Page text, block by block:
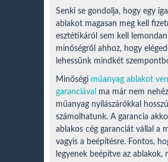
Senki se gondolja, hogy egy
ablakot magasan meg kell
esztétikáról sem kell
minőségről ahhoz, hogy
lehessünk mindkét
Minőségi műanyag ablakot
garanciával ma már nem
műanyag nyílászárókkal
számolhatunk. A garancia
ablakos cég garanciát vállal a
vagyis a beépítésre. Fontos,
legyenek beépítve az ablakok,